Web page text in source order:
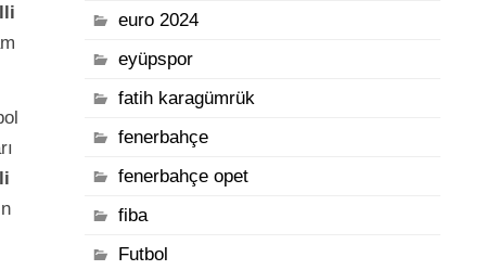
euro 2024
eyüpspor
fatih karagümrük
fenerbahçe
fenerbahçe opet
fiba
Futbol